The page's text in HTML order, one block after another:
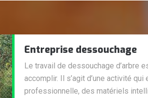
Entreprise dessouchage
Le travail de dessouchage d’arbre
accomplir. Il s’agit d’une activité
professionnelle, des matériels